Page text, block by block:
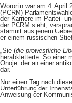
Woronin war am 4. April
(PCRM)
der Karriere im Partei-
der PCRM steht,
stammt aus jenem
er einem russischen
„Sie (die prowestliche
herabkletterte. So einer
Onoje, der an einer
dar.
Nur einen Tag nach
Unterführung der
Anweisung der